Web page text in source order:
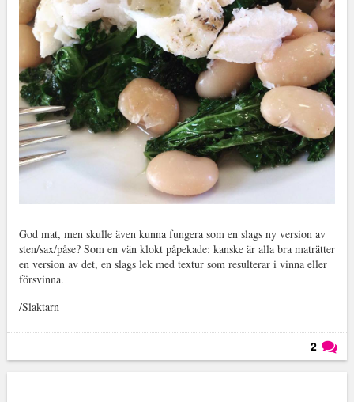
God mat, men skulle även kunna fungera som en slags ny version av
sten/sax/påse? Som en vän klokt påpekade: kanske är alla bra maträtter
en version av det, en slags lek med textur som resulterar i vinna eller
försvinna.
/Slaktarn
2